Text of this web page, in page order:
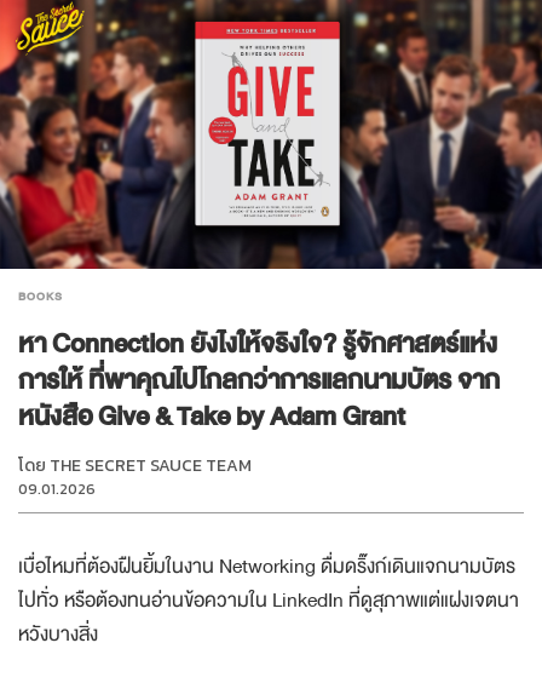
BOOKS
หา Connection ยังไงให้จริงใจ? รู้จักศาสตร์แห่ง
การให้ ที่พาคุณไปไกลกว่าการแลกนามบัตร จาก
หนังสือ Give & Take by Adam Grant
โดย THE SECRET SAUCE TEAM
09.01.2026
เบื่อไหมที่ต้องฝืนยิ้มในงาน Networking ดื่มดริ๊งก์เดินแจกนามบัตร
ไปทั่ว หรือต้องทนอ่านข้อความใน LinkedIn ที่ดูสุภาพแต่แฝงเจตนา
หวังบางสิ่ง